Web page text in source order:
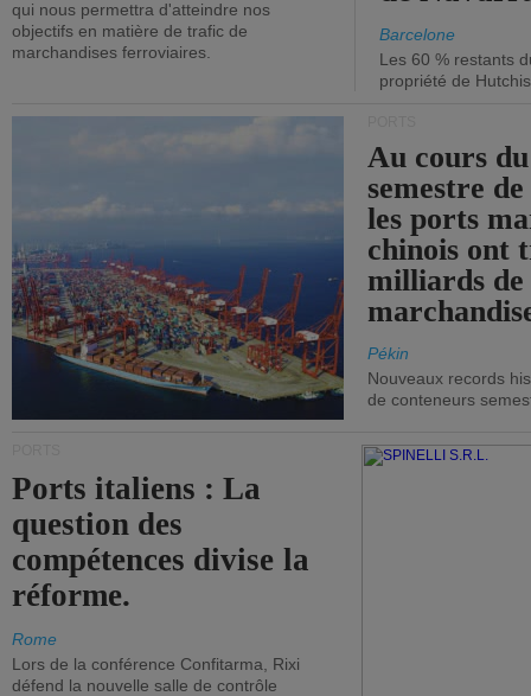
qui nous permettra d'atteindre nos
objectifs en matière de trafic de
marchandises ferroviaires.
Barcelone
Les 60 % restants
propriété de
Au cours
semestre
les ports
chinois ont
milliards de
Pékin
Nouveaux records
de conteneurs
Ports italiens : La
question des
compétences divise la
réforme.
Rome
Lors de la conférence Confitarma, Rixi
défend la nouvelle salle de contrôle